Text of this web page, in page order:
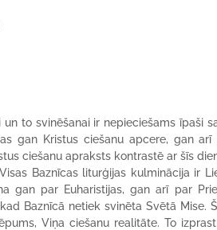
to svinēšanai ir nepieciešams īpaši
gan Kristus ciešanu apcere, gan
ciešanu apraksts kontrastē ar šīs
Baznīcas liturģijas kulminācija ir
gan par Euharistijas, gan arī par
Baznīcā netiek svinēta Svētā
Viņa ciešanu realitāte. To